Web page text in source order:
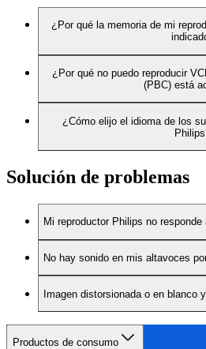
¿Por qué la memoria de mi
¿Por qué no puedo reproducir
(PBC) está
¿Cómo elijo el idioma de los
Solución de problemas
Mi reproductor Philips no responde
No hay sonido en mis altavoces
Imagen distorsionada o en blanco
Productos de consumo